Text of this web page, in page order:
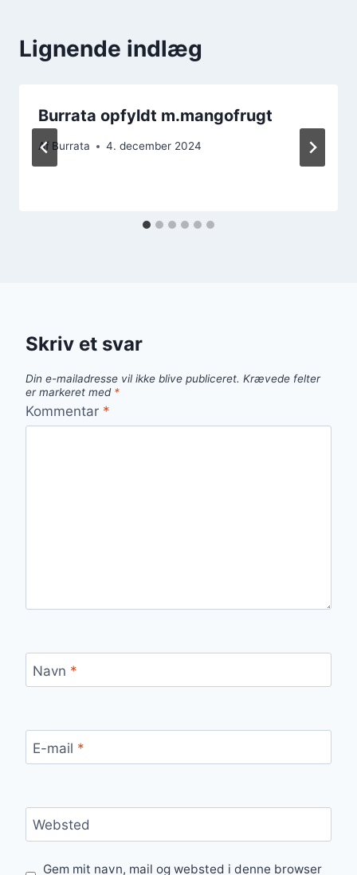
Lignende indlæg
Burrata opfyldt m.mangofrugt
Af Burrata 4. december 2024
Skriv et svar
Din e-mailadresse vil ikke blive publiceret. Krævede felter
er markeret med *
Kommentar *
Navn *
E-mail *
Websted
Gem mit navn, mail og websted i denne browser